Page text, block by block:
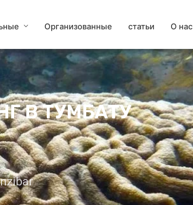
Организованные статьи О нас
В ТУМБАТУ